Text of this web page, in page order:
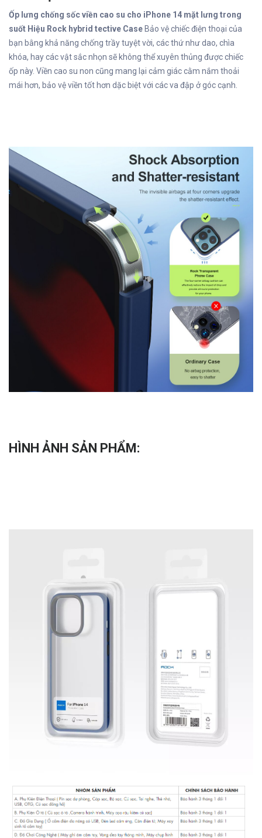
Ốp lưng chống sốc viền cao su cho iPhone 14 mặt lưng trong
suốt Hiệu Rock hybrid tective Case Bảo vệ chiếc điện thoại của
bạn bằng khả năng chống trầy tuyệt vời, các thứ như dao, chìa
khóa, hay các vật sắc nhọn sẽ không thể xuyên thủng được chiếc
ốp này. Viền cao su non cũng mang lại cảm giác cằm nắm thoải
mái hơn, bảo vệ viền tốt hơn dặc biệt với các va đập ở góc cạnh.
HÌNH ẢNH SẢN PHẨM: